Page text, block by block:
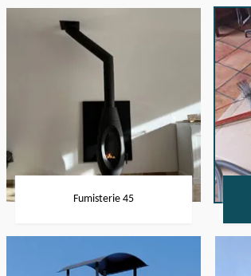
Fumisterie 45